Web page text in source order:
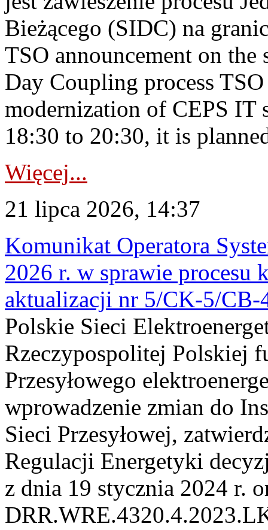
Bieżącego (SIDC) na
TSO announcement on
Day Coupling process
modernization of CEPS IT
18:30 to 20:30, it is
Więcej...
21 lipca 2026, 14:37
Komunikat Operatora
2026 r. w sprawie
aktualizacji nr 5/CK-5/CB-
Polskie Sieci
Rzeczypospolitej Polskiej
Przesyłowego
wprowadzenie zmian do
Sieci Przesyłowej,
Regulacji Energetyki
z dnia 19 stycznia 2024 r.